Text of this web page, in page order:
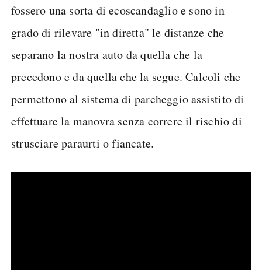
fossero una sorta di ecoscandaglio e sono in
grado di rilevare "in diretta" le distanze che
separano la nostra auto da quella che la
precedono e da quella che la segue. Calcoli che
permettono al sistema di parcheggio assistito di
effettuare la manovra senza correre il rischio di
strusciare paraurti o fiancate.